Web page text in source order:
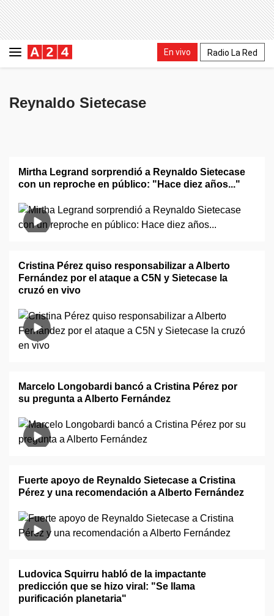
En vivo Radio La Red
Reynaldo Sietecase
Mirtha Legrand sorprendió a Reynaldo Sietecase
con un reproche en público: "Hace diez años..."
Cristina Pérez quiso responsabilizar a Alberto
Fernández por el ataque a C5N y Sietecase la
cruzó en vivo
Marcelo Longobardi bancó a Cristina Pérez por
su pregunta a Alberto Fernández
Fuerte apoyo de Reynaldo Sietecase a Cristina
Pérez y una recomendación a Alberto Fernández
Ludovica Squirru habló de la impactante
predicción que se hizo viral: "Se llama
purificación planetaria"